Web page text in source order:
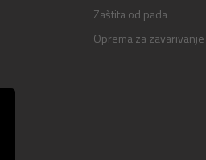
Zaštita od pada
Oprema za zavarivanje